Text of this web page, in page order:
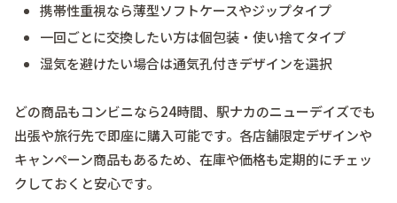
携帯性重視なら薄型ソフトケースやジップタイプ
一回ごとに交換したい方は個包装・使い捨てタイプ
湿気を避けたい場合は通気孔付きデザインを選択
どの商品もコンビニなら24時間、駅ナカのニューデイズでも
出張や旅行先で即座に購入可能です。各店舗限定デザインや
キャンペーン商品もあるため、在庫や価格も定期的にチェッ
クしておくと安心です。